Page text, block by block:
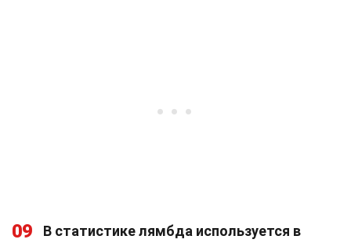
09
В статистике лямбда используется в